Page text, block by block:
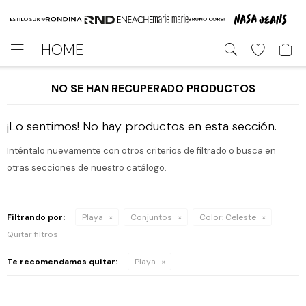
HOME

NO SE HAN RECUPERADO PRODUCTOS
¡Lo sentimos! No hay productos en esta sección.
Inténtalo nuevamente con otros criterios de filtrado o busca en
otras secciones de nuestro catálogo.
Filtrando por: Playa Conjuntos Color: Celeste
Quitar filtros
Te recomendamos quitar: Playa